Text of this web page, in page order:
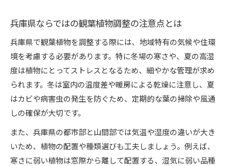
観葉植物調整で室内空間を心地よく整える方法
観葉植物の配置がもたらす居心地の良さとは
兵庫県の家で楽しむ観葉植物のインテリア効果
観葉植物調整で空間を美しく演出する方法
観葉植物がもたらすリラックス空間の作り方
兵庫県ならではの観葉植物調整の注意点とは
兵庫県で観葉植物を調整する際には、地域特有の気候や住環
境を考慮する必要があります。特に冬場の寒さや、夏の高湿
度は植物にとってストレスとなるため、細やかな管理が求め
られます。冬は室内の温度差や暖房による乾燥に注意し、夏
はカビや病害虫の発生を防ぐため、定期的な葉の掃除や風通
しの確保が大切です。
また、兵庫県の都市部と山間部では気温や湿度の違いが大き
いため、植物の配置や種類選びも工夫しましょう。例えば、
寒さに弱い植物は窓際から離して配置する、湿気に弱い品種